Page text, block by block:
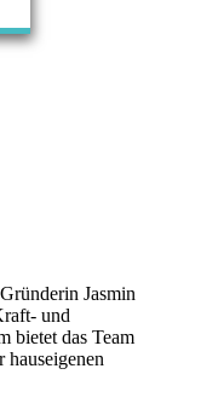
Jasmin
und
bietet das Team